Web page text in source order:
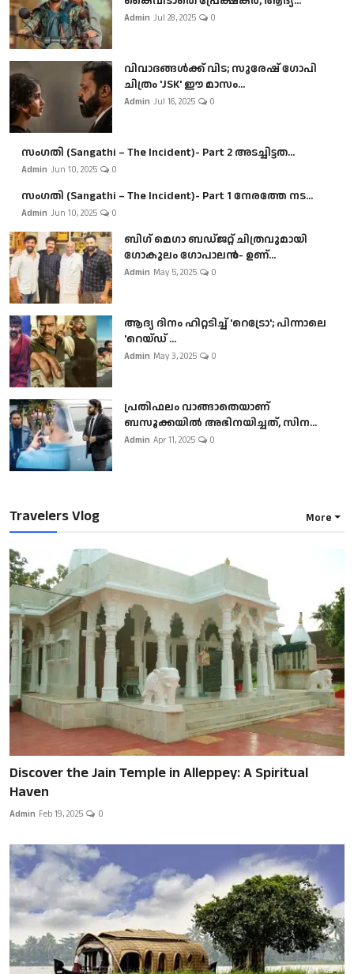
Admin Jul 28, 2025 0
വിവാദങ്ങൾക്ക് വിട; സുരേഷ് ഗോപി
ചിത്രം 'JSK' ഈ മാസം...
Admin Jul 16, 2025 0
സംഗതി (Sangathi – The Incident)- Part 2 അടച്ചിട്ടത...
Admin Jun 10, 2025 0
സംഗതി (Sangathi – The Incident)- Part 1 നേരത്തേ നട...
Admin Jun 10, 2025 0
ബി​ഗ് മെഗാ ബഡ്ജറ്റ് ചിത്രവുമായി
ഗോകുലം ഗോപാലൻ- ഉണ്...
Admin May 5, 2025 0
ആദ്യ ദിനം ഹിറ്റടിച്ച് 'റെട്രോ'; പിന്നാലെ
'റെയ്ഡ് ...
Admin May 3, 2025 0
പ്രതിഫലം വാങ്ങാതെയാണ്
ബസൂക്കയില്‍ അഭിനയിച്ചത്, സിന...
Admin Apr 11, 2025 0
Travelers Vlog More
Discover the Jain Temple in Alleppey: A Spiritual
Haven
Admin Feb 19, 2025 0